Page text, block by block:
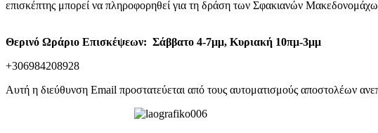
επισκέπτης μπορεί να πληροφορηθεί για τη δράση των Σφακιανών
Θερινό Ωράριο Επισκέψεων: Σάββατο 4-7μμ, Κυριακή 10πμ-3μμ
+306984208928
Αυτή η διεύθυνση Email προστατεύεται από τους αυτοματισμούς αποστολέων